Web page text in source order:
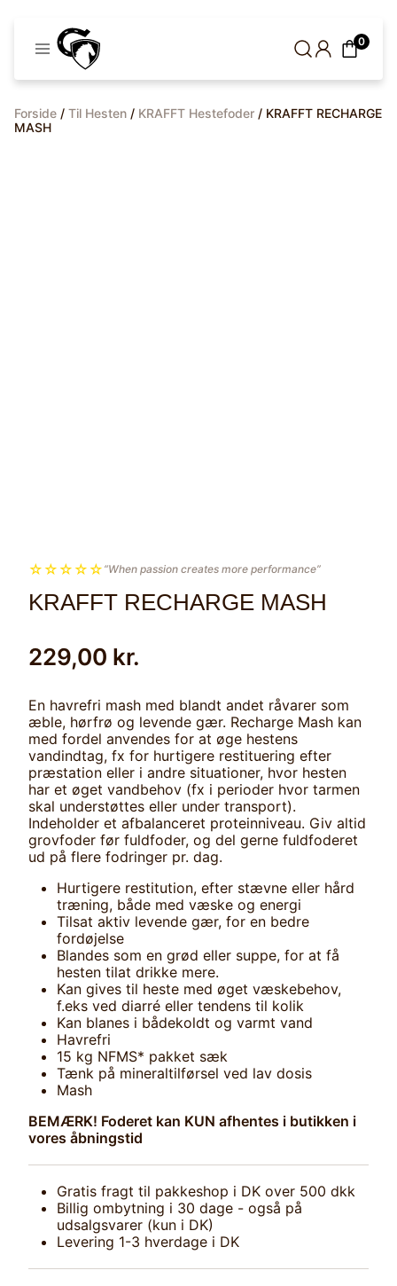
0
Forside / Til Hesten / KRAFFT Hestefoder / KRAFFT RECHARGE
MASH
☆ ☆ ☆ ☆ ☆ “When passion creates more performance”
KRAFFT RECHARGE MASH
229,00 kr.
En havrefri mash med blandt andet råvarer som
æble, hørfrø og levende gær. Recharge Mash kan
med fordel anvendes for at øge hestens
vandindtag, fx for hurtigere restituering efter
præstation eller i andre situationer, hvor hesten
har et øget vandbehov (fx i perioder hvor tarmen
skal understøttes eller under transport).
Indeholder et afbalanceret proteinniveau. Giv altid
grovfoder før fuldfoder, og del gerne fuldfoderet
ud på flere fodringer pr. dag.
Hurtigere restitution, efter stævne eller hård
træning, både med væske og energi
Tilsat aktiv levende gær, for en bedre
fordøjelse
Blandes som en grød eller suppe, for at få
hesten tilat drikke mere.
Kan gives til heste med øget væskebehov,
f.eks ved diarré eller tendens til kolik
Kan blanes i bådekoldt og varmt vand
Havrefri
15 kg NFMS* pakket sæk
Tænk på mineraltilførsel ved lav dosis
Mash
BEMÆRK! Foderet kan KUN afhentes i butikken i
vores åbningstid
Gratis fragt til pakkeshop i DK over 500 dkk
Billig ombytning i 30 dage - også på
udsalgsvarer (kun i DK)
Levering 1-3 hverdage i DK